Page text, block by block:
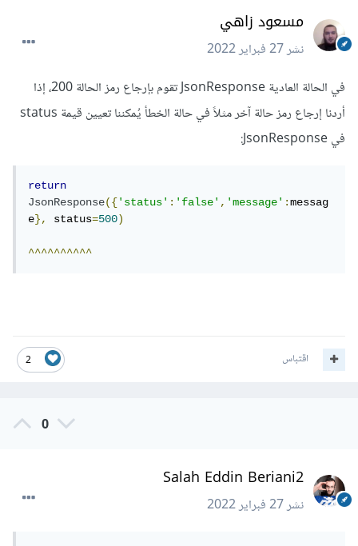
مسعود زاهي
نشر27 فبراير 2022
في الحالة العادية JsonResponse تقوم بإرجاع رمز الحالة 200، إذا
أردنا إرجاع رمز حالة آخر مثلاً في حالة الخطأ يُمكننا تعيين قيمة status
في JsonResponse:
return
JsonResponse({'status':'false','message':messag
e}, status=500)
^^^^^^^^^^
2 اقتباس
0
Salah Eddin Beriani2
نشر27 فبراير 2022